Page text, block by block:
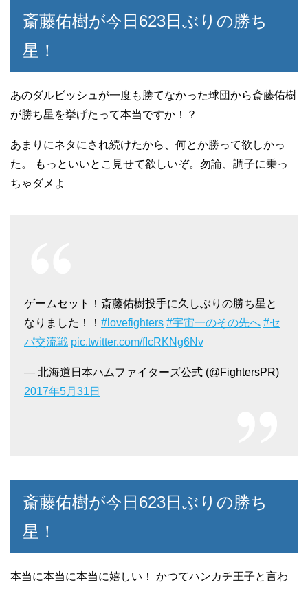
斎藤佑樹が今日623日ぶりの勝ち
星！
あのダルビッシュが一度も勝てなかった球団から斎藤佑樹
が勝ち星を挙げたって本当ですか！？
あまりにネタにされ続けたから、何とか勝って欲しかっ
た。 もっといいとこ見せて欲しいぞ。勿論、調子に乗っ
ちゃダメよ
ゲームセット！斎藤佑樹投手に久しぶりの勝ち星と
なりました！！ #lovefighters #宇宙一のその先へ #セ
パ交流戦 pic.twitter.com/fIcRKNg6Nv
— 北海道日本ハムファイターズ公式 (@FightersPR)
2017年5月31日
斎藤佑樹が今日623日ぶりの勝ち
星！
本当に本当に本当に嬉しい！ かつてハンカチ王子と言わ